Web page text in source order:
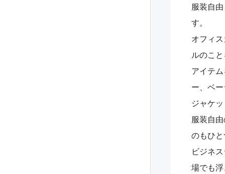
服装自
す。
オフィ
ルのこ
アイテ
ー、ベ
ジャケ
服装自
のもひ
ビジネ
場でも